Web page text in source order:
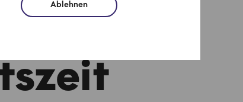
eine
Ablehnen